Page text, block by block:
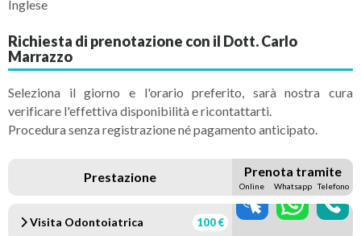
Inglese
Richiesta di prenotazione con il Dott. Carlo
Marrazzo
Seleziona il giorno e l'orario preferito, sarà nostra cura
verificare l'effettiva disponibilità e ricontattarti.
Procedura senza registrazione né pagamento anticipato.
Prestazione Prenota tramite
Online Telefono
Whatsapp
Visita Odontoiatrica 100 €